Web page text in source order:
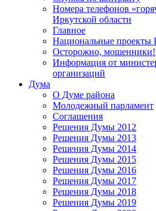
Номера телефонов
Иркутской области
Главное
Национальные проекты
Осторожно, мошенники!
Информация от
организаций
Дума
О Думе района
Молодежный парламент
Соглашения
Решения Думы 2012
Решения Думы 2013
Решения Думы 2014
Решения Думы 2015
Решения Думы 2016
Решения Думы 2017
Решения Думы 2018
Решения Думы 2019